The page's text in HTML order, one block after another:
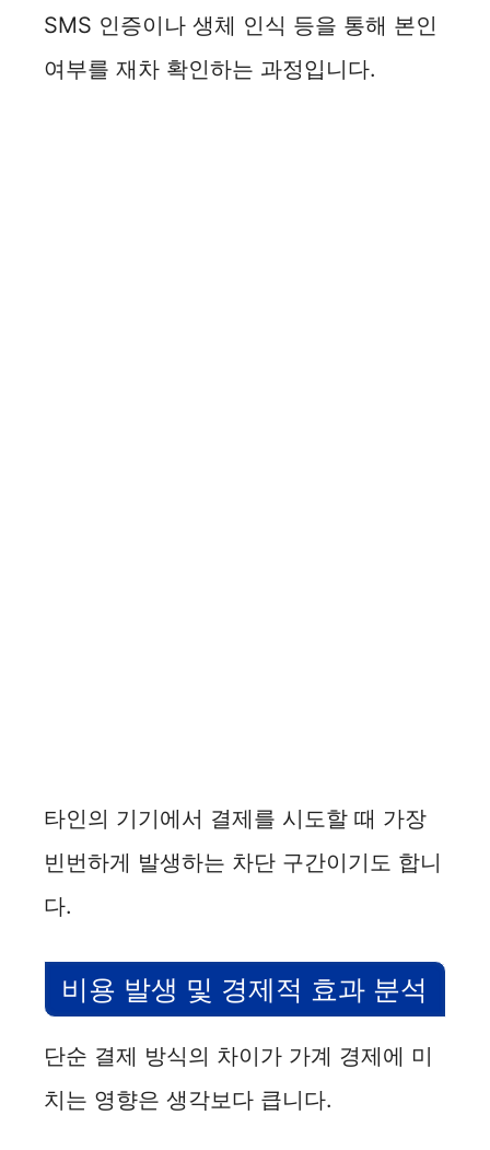
SMS 인증이나 생체 인식 등을 통해 본인
여부를 재차 확인하는 과정입니다.
타인의 기기에서 결제를 시도할 때 가장
빈번하게 발생하는 차단 구간이기도 합니
다.
비용 발생 및 경제적 효과 분석
단순 결제 방식의 차이가 가계 경제에 미
치는 영향은 생각보다 큽니다.